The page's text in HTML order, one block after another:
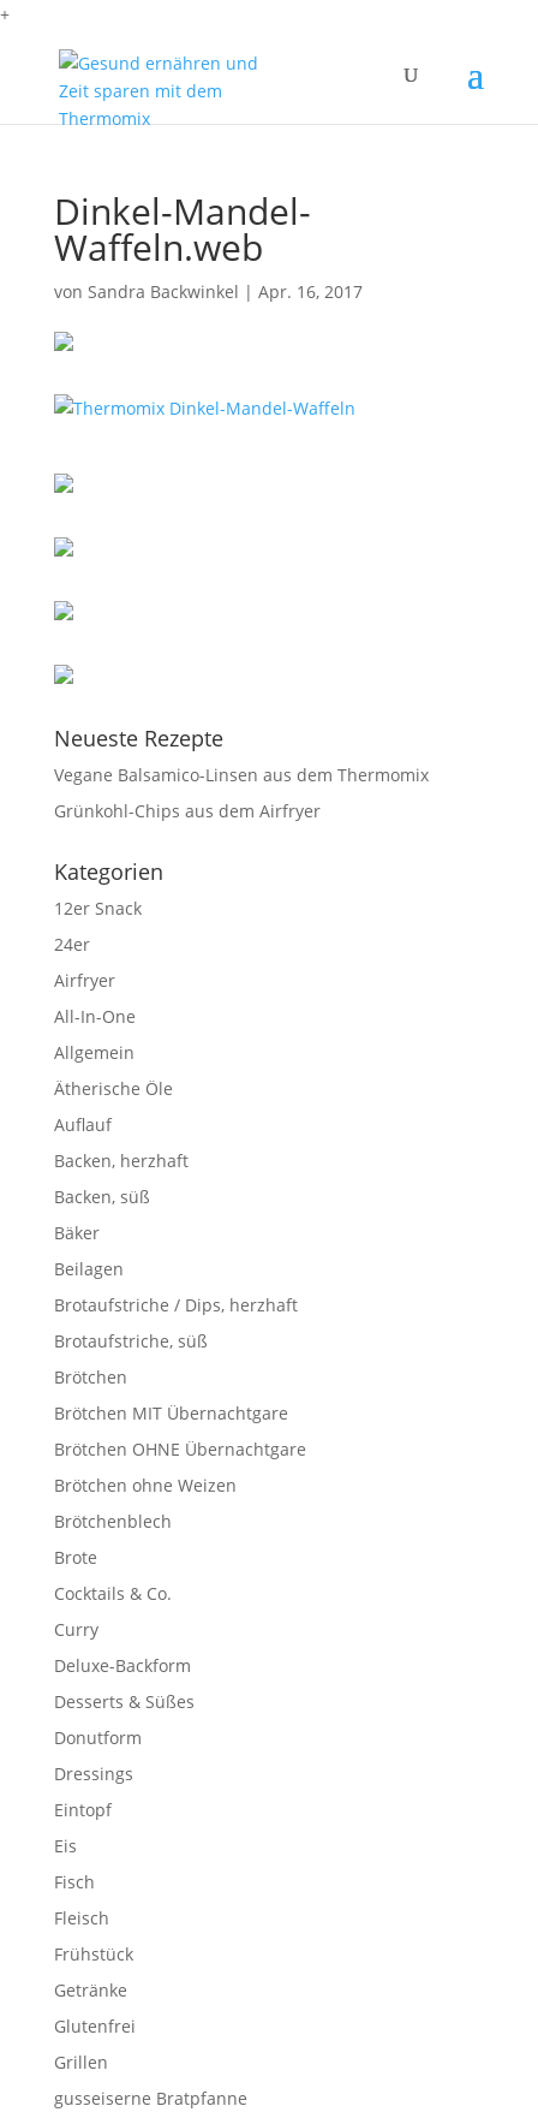
+
Dinkel-Mandel-
Waffeln.web
von Sandra Backwinkel | Apr. 16, 2017
Neueste Rezepte
Vegane Balsamico-Linsen aus dem Thermomix
Grünkohl-Chips aus dem Airfryer
Kategorien
12er Snack
24er
Airfryer
All-In-One
Allgemein
Ätherische Öle
Auflauf
Backen, herzhaft
Backen, süß
Bäker
Beilagen
Brotaufstriche / Dips, herzhaft
Brotaufstriche, süß
Brötchen
Brötchen MIT Übernachtgare
Brötchen OHNE Übernachtgare
Brötchen ohne Weizen
Brötchenblech
Brote
Cocktails & Co.
Curry
Deluxe-Backform
Desserts & Süßes
Donutform
Dressings
Eintopf
Eis
Fisch
Fleisch
Frühstück
Getränke
Glutenfrei
Grillen
gusseiserne Bratpfanne